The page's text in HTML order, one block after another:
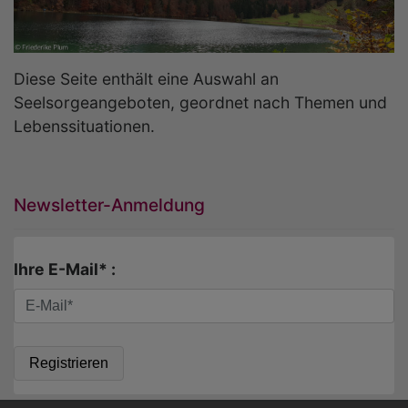
Diese Seite enthält eine Auswahl an
Seelsorgeangeboten, geordnet nach Themen und
Lebenssituationen.
Newsletter-Anmeldung
Ihre E-Mail* :